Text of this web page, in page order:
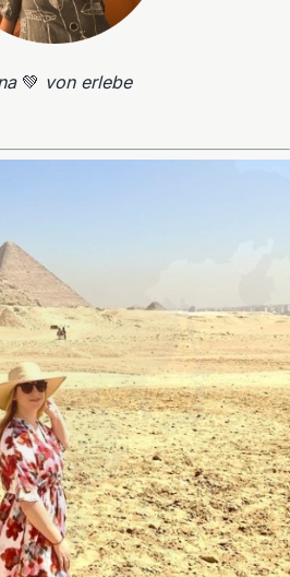
💚 von erlebe